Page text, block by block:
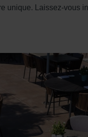
unique. Laissez-vous